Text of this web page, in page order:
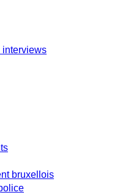
interviews
bruxellois